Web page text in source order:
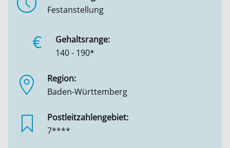
Festanstellung
€
Gehaltsrange:
140 - 190*
Region:
Baden-Württemberg
Postleitzahlengebiet:
7****